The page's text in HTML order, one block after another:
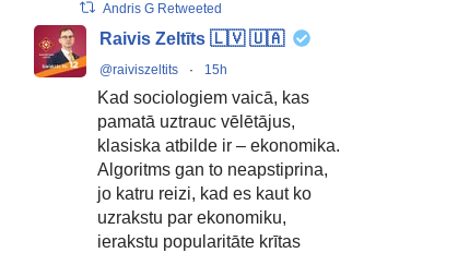
Andris G Retweeted
Raivis Zeltīts 🇱🇻 🇺🇦
@raiviszeltits · 15h
Kad sociologiem vaicā, kas
pamatā uztrauc vēlētājus,
klasiska atbilde ir – ekonomika.
Algoritms gan to neapstiprina,
jo katru reizi, kad es kaut ko
uzrakstu par ekonomiku,
ierakstu popularitāte krītas